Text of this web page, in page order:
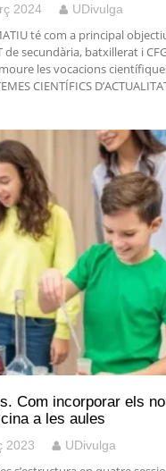
2024 UDivulga
té com a principal
de secundària, batxillerat i
les vocacions
CIENTÍFICS
Com incorporar els
a les aules
2023 UDivulga